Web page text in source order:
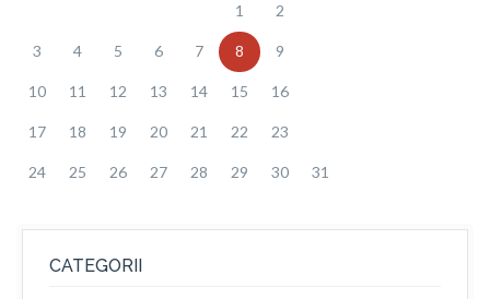
1 2
3 4 5 6 7 8 9
10 11 12 13 14 15 16
17 18 19 20 21 22 23
24 25 26 27 28 29 30 31
CATEGORII